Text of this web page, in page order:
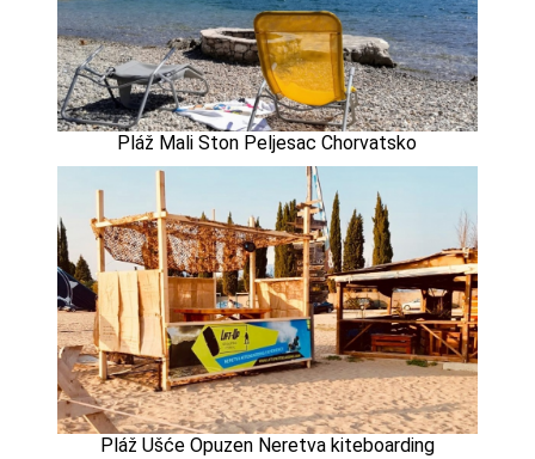
Pláž Mali Ston Peljesac Chorvatsko
Pláž Ušće Opuzen Neretva kiteboarding